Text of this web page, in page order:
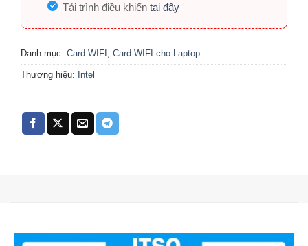
Tải trình điều khiển tại đây
Danh mục: Card WIFI Card WIFI cho Laptop
Thương hiệu: Intel